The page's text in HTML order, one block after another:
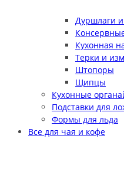
Дуршлаги и
Кухонная
Терки и
Штопоры
Щипцы
Кухонные
Подставки для
Формы для льда
Все для чая и кофе